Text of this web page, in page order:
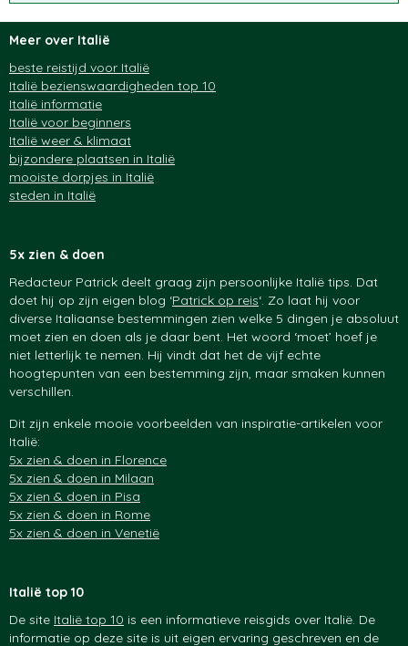
Meer over Italië
beste reistijd voor Italië
Italië bezienswaardigheden top 10
Italië informatie
Italië voor beginners
Italië weer & klimaat
bijzondere plaatsen in Italië
mooiste dorpjes in Italië
steden in Italië
5x zien & doen
Redacteur Patrick deelt graag zijn persoonlijke Italië tips. Dat
doet hij op zijn eigen blog ‘Patrick op reis‘. Zo laat hij voor
diverse Italiaanse bestemmingen zien welke 5 dingen je absoluut
moet zien en doen als je daar bent. Het woord ‘moet’ hoef je
niet letterlijk te nemen. Hij vindt dat het de vijf echte
hoogtepunten van een bestemming zijn, maar smaken kunnen
verschillen.
Dit zijn enkele mooie voorbeelden van inspiratie-artikelen voor
Italië:
5x zien & doen in Florence
5x zien & doen in Milaan
5x zien & doen in Pisa
5x zien & doen in Rome
5x zien & doen in Venetië
Italië top 10
De site Italië top 10 is een informatieve reisgids over Italië. De
informatie op deze site is uit eigen ervaring geschreven en de